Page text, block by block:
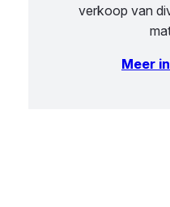
verkoop van
Meer